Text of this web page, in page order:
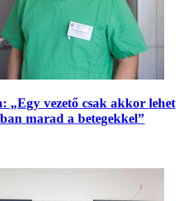
„Egy vezető csak akkor lehet
marad a betegekkel”